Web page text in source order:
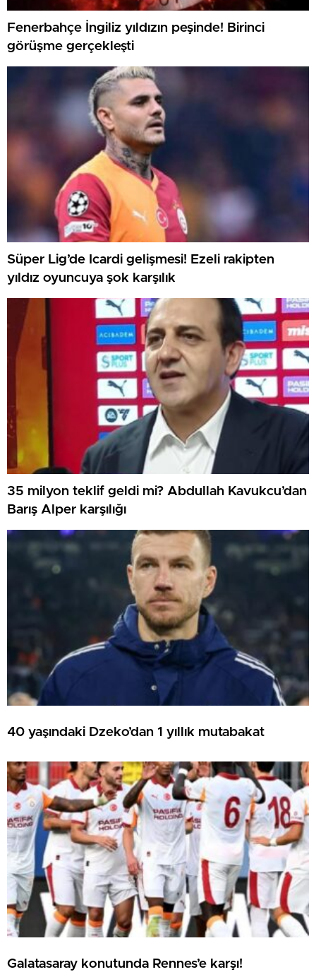
Fenerbahçe İngiliz yıldızın peşinde! Birinci
görüşme gerçekleşti
Süper Lig’de Icardi gelişmesi! Ezeli rakipten
yıldız oyuncuya şok karşılık
35 milyon teklif geldi mi? Abdullah Kavukcu’dan
Barış Alper karşılığı
40 yaşındaki Dzeko’dan 1 yıllık mutabakat
Galatasaray konutunda Rennes’e karşı!